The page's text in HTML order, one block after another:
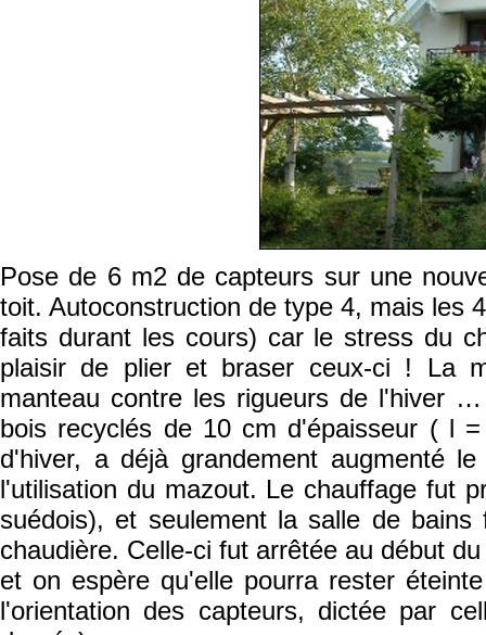
Pose de 6 m2 de capteurs sur une
toit. Autoconstruction de type 4, mais les
faits durant les cours) car le stress du
plaisir de plier et braser ceux-ci ! La
manteau contre les rigueurs de l'hiver
bois recyclés de 10 cm d'épaisseur ( l
d'hiver, a déjà grandement augmenté
l'utilisation du mazout. Le chauffage fut
suédois), et seulement la salle de
chaudière. Celle-ci fut arrêtée au début
et on espère qu'elle pourra rester
l'orientation des capteurs, dictée par